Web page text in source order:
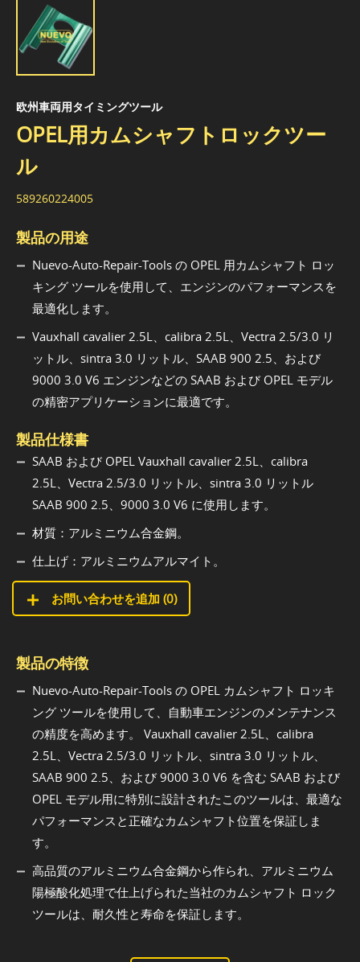
欧州車両用タイミングツール
OPEL用カムシャフトロックツー
ル
589260224005
製品の用途
Nuevo-Auto-Repair-Tools の OPEL 用カムシャフト ロッ
キング ツールを使用して、エンジンのパフォーマンスを
最適化します。
Vauxhall cavalier 2.5L、calibra 2.5L、Vectra 2.5/3.0 リ
ットル、sintra 3.0 リットル、SAAB 900 2.5、および
9000 3.0 V6 エンジンなどの SAAB および OPEL モデル
の精密アプリケーションに最適です。
製品仕様書
SAAB および OPEL Vauxhall cavalier 2.5L、calibra
2.5L、Vectra 2.5/3.0 リットル、sintra 3.0 リットル
SAAB 900 2.5、9000 3.0 V6 に使用します。
材質：アルミニウム合金鋼。
仕上げ：アルミニウムアルマイト。
お問い合わせを追加 (0)
製品の特徴
Nuevo-Auto-Repair-Tools の OPEL カムシャフト ロッキ
ング ツールを使用して、自動車エンジンのメンテナンス
の精度を高めます。 Vauxhall cavalier 2.5L、calibra
2.5L、Vectra 2.5/3.0 リットル、sintra 3.0 リットル、
SAAB 900 2.5、および 9000 3.0 V6 を含む SAAB および
OPEL モデル用に特別に設計されたこのツールは、最適な
パフォーマンスと正確なカムシャフト位置を保証しま
す。
高品質のアルミニウム合金鋼から作られ、アルミニウム
陽極酸化処理で仕上げられた当社のカムシャフト ロック
ツールは、耐久性と寿命を保証します。